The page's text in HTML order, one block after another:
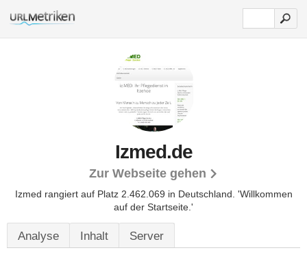
Izmed.de
Zur Webseite gehen
Izmed rangiert auf Platz 2.462.069 in Deutschland. 'Willkommen
auf der Startseite.'
Analyse Inhalt Server